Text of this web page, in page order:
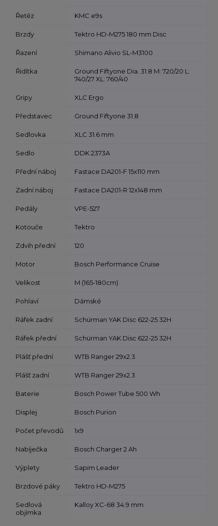
Řetěz KMC e9s
Brzdy Tektro HD-M275 180 mm Disc
Řazení Shimano Alivio SL-M3100
Řidítka
Ground Fiftyone Dia. 31.8 M: 720/20 L:
740/27 XL: 760/40
Gripy XLC Ergo
Představec Ground Fiftyone 31.8
Sedlovka XLC 31.6 mm
Sedlo DDK 2373A
Přední náboj Fastace DA201-F 15x110 mm
Zadní náboj Fastace DA201-R 12x148 mm
Pedály VPE-527
Kotouče Tektro
Zdvih přední 120
Motor Bosch Performance Cruise
Velikost M (165-180cm)
Pohlaví Dámské
Ráfek zadní Schürman YAK Disc 622-25 32H
Ráfek přední Schürman YAK Disc 622-25 32H
Plášť přední WTB Ranger 29x2.3
Plášť zadní WTB Ranger 29x2.3
Baterie Bosch Power Tube 500 Wh
Displej Bosch Purion
Počet převodů 1x9
Nabíječka Bosch Charger 2 Ah
Výplety Sapim Leader
Brzdové páky Tektro HD-M275
Sedlová
objímka
Kalloy XC-68 34.9 mm